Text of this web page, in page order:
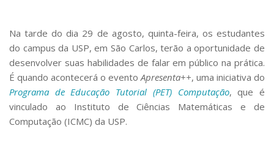
Comunicação
Assessorias e Mídias
Aplicativos e Sites
Jornal da USP
Agenda de Eventos
Defesa de Teses
Na tarde do dia 29 de agosto, quinta-feira, os estudantes
do campus da USP, em São Carlos, terão a oportunidade de
desenvolver suas habilidades de falar em público na prática.
É quando acontecerá o eventoApresenta++, uma iniciativa do
Programa de Educação Tutorial (PET) Computação, que é
vinculado ao Instituto de Ciências Matemáticas e de
Computação (ICMC) da USP.